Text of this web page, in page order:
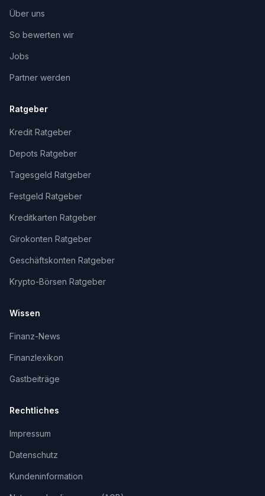
Über uns
So bewerten wir
Jobs
Partner werden
Ratgeber
Kredit Ratgeber
Depots Ratgeber
Tagesgeld Ratgeber
Festgeld Ratgeber
Kreditkarten Ratgeber
Girokonten Ratgeber
Geschäftskonten Ratgeber
Krypto-Börsen Ratgeber
Wissen
Finanz-News
Finanzlexikon
Gastbeiträge
Rechtliches
Impressum
Datenschutz
Kundeninformation